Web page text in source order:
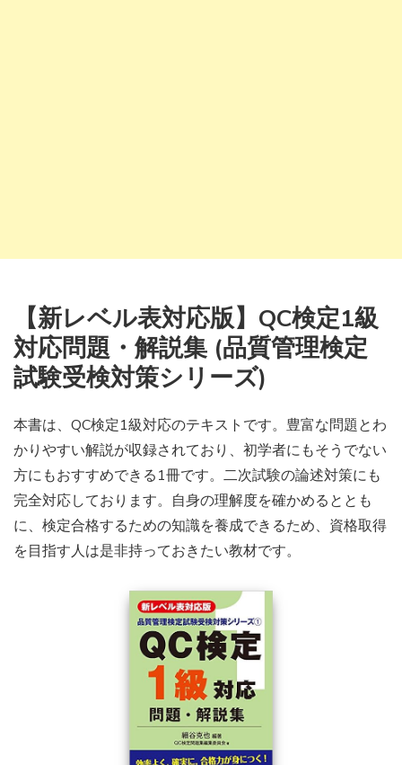
【新レベル表対応版】QC検定1級
対応問題・解説集 (品質管理検定
試験受検対策シリーズ)
本書は、QC検定1級対応のテキストです。豊富な問題とわ
かりやすい解説が収録されており、初学者にもそうでない
方にもおすすめできる1冊です。二次試験の論述対策にも
完全対応しております。自身の理解度を確かめるととも
に、検定合格するための知識を養成できるため、資格取得
を目指す人は是非持っておきたい教材です。